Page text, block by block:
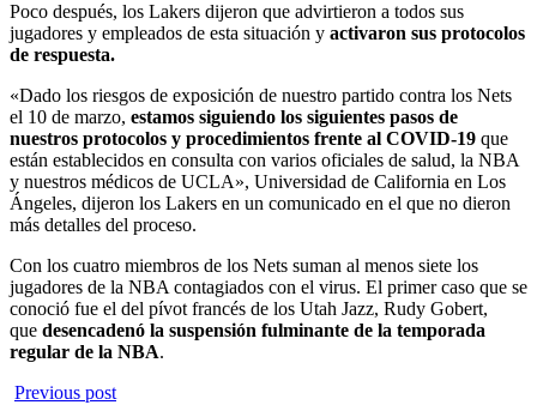
Poco después, los Lakers dijeron que advirtieron a todos sus
jugadores y empleados de esta situación y activaron sus protocolos
de respuesta.
«Dado los riesgos de exposición de nuestro partido contra los Nets
el 10 de marzo, estamos siguiendo los siguientes pasos de
nuestros protocolos y procedimientos frente al COVID-19 que
están establecidos en consulta con varios oficiales de salud, la NBA
y nuestros médicos de UCLA», Universidad de California en Los
Ángeles, dijeron los Lakers en un comunicado en el que no dieron
más detalles del proceso.
Con los cuatro miembros de los Nets suman al menos siete los
jugadores de la NBA contagiados con el virus. El primer caso que se
conoció fue el del pívot francés de los Utah Jazz, Rudy Gobert,
que desencadenó la suspensión fulminante de la temporada
regular de la NBA.
Previous post